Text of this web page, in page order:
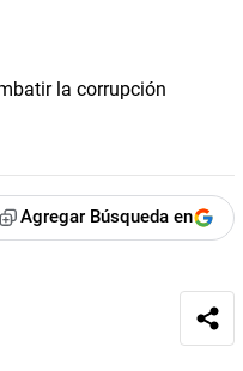
Agregar Búsqueda en